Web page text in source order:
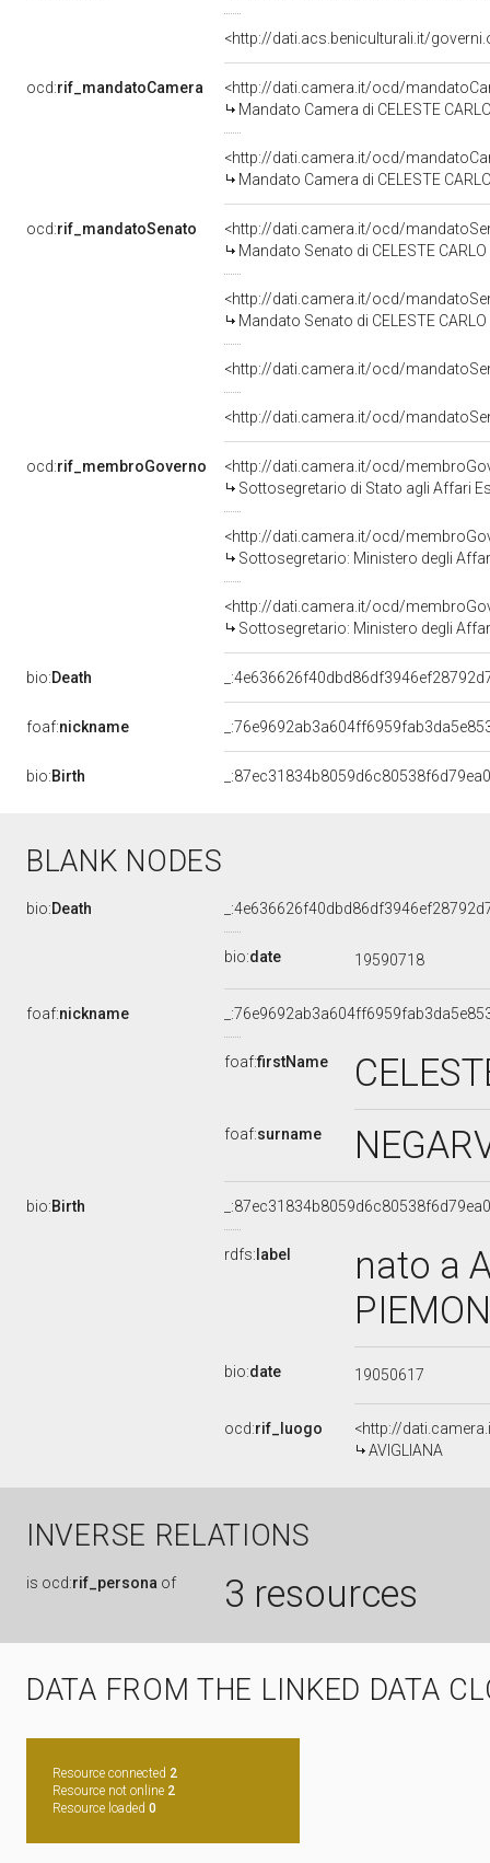
<http://dati.acs.beniculturali.it/
ocd:rif_mandatoCamera
<http://dati.camera.it/ocd/
Mandato Camera di CELESTE
<http://dati.camera.it/ocd/
Mandato Camera di CELESTE
ocd:rif_mandatoSenato
<http://dati.camera.it/ocd/
Mandato Senato di CELESTE
<http://dati.camera.it/ocd/
Mandato Senato di CELESTE
<http://dati.camera.it/ocd/
<http://dati.camera.it/ocd/
ocd:rif_membroGoverno
<http://dati.camera.it/ocd/
Sottosegretario di Stato agli Affari
<http://dati.camera.it/ocd/
Sottosegretario: Ministero degli
<http://dati.camera.it/ocd/
Sottosegretario: Ministero degli
bio:Death
foaf:nickname
bio:Birth
BLANK NODES
bio:Death
bio:date 19590718
foaf:nickname
foaf:firstName
foaf:surname
bio:Birth
rdfs: label
nato a
bio:date 19050617
ocd:rif_luogo
<http://
AVIGLIANA
INVERSE RELATIONS
is ocd:rif_persona of 3 resources
DATA FROM THE LINKED DATA
Resource connected 2
Resource not online 2
Resource loaded 0